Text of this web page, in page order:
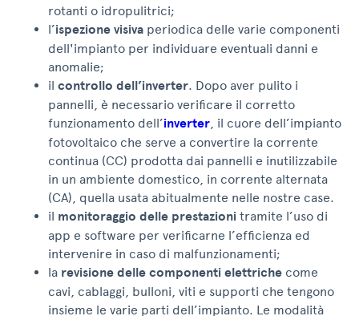
rotanti o idropulitrici;
l’ispezione visiva periodica delle varie componenti
dell'impianto per individuare eventuali danni e
anomalie;
il controllo dell’inverter. Dopo aver pulito i
pannelli, è necessario verificare il corretto
funzionamento dell’inverter, il cuore dell’impianto
fotovoltaico che serve a convertire la corrente
continua (CC) prodotta dai pannelli e inutilizzabile
in un ambiente domestico, in corrente alternata
(CA), quella usata abitualmente nelle nostre case.
il monitoraggio delle prestazioni tramite l’uso di
app e software per verificarne l’efficienza ed
intervenire in caso di malfunzionamenti;
la revisione delle componenti elettriche come
cavi, cablaggi, bulloni, viti e supporti che tengono
insieme le varie parti dell’impianto. Le modalità